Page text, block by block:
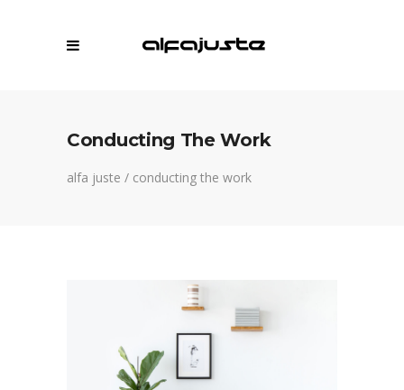
Conducting The Work
alfa juste / conducting the work